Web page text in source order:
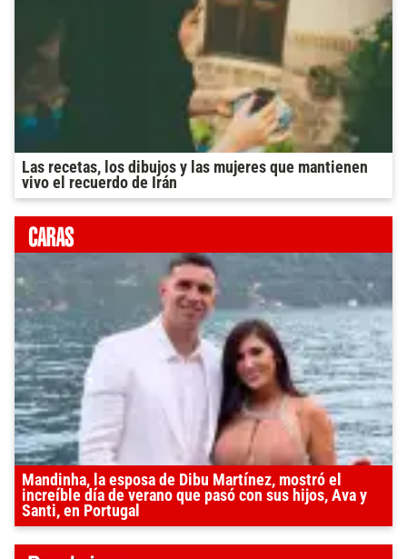
Las recetas, los dibujos y las mujeres que mantienen
vivo el recuerdo de Irán
Mandinha, la esposa de Dibu Martínez, mostró el
increíble día de verano que pasó con sus hijos, Ava y
Santi, en Portugal